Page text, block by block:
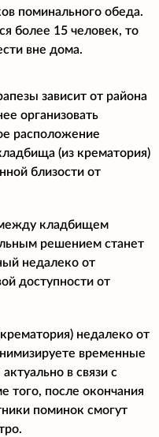
поминального обеда.
более 15 человек, то
вне дома.
зависит от района
организовать
расположение
(из крематория)
близости от
между кладбищем
решением станет
недалеко от
доступности от
недалеко от
временные
в связи с
того, после окончания
поминок смогут